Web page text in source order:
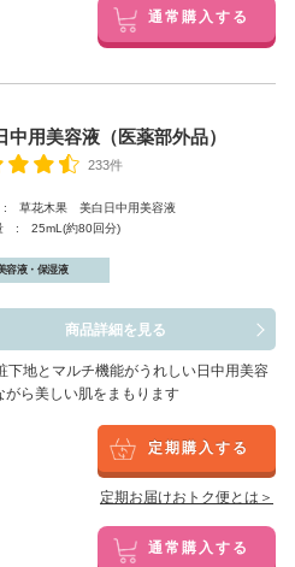
通常購入する
中用美容液（医薬部外品）
233件
草花木果 美白日中用美容液
25mL(約80回分)
容液・保湿液
商品詳細を見る
下地とマルチ機能がうれしい日中用美容
ら美しい肌をまもります
定期購入する
定期お届けおトク便とは＞
通常購入する